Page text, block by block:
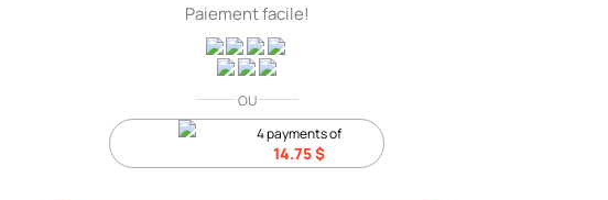
Paiement facile!
OU
4 payments of
14.75$